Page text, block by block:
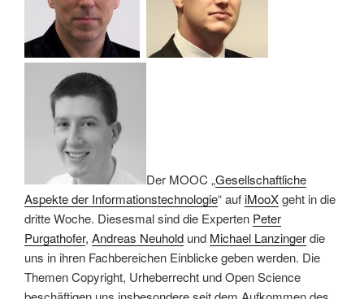
Der MOOC „Gesellschaftliche
Aspekte der Informationstechnologie“ aufiMooXgeht in die
dritte Woche. Diesesmal sind die Experten Peter
Purgathofer, Andreas Neuhold und Michael Lanzingerdie
uns in ihren Fachbereichen Einblicke geben werden. Die
Themen Copyright, Urheberrecht und Open Science